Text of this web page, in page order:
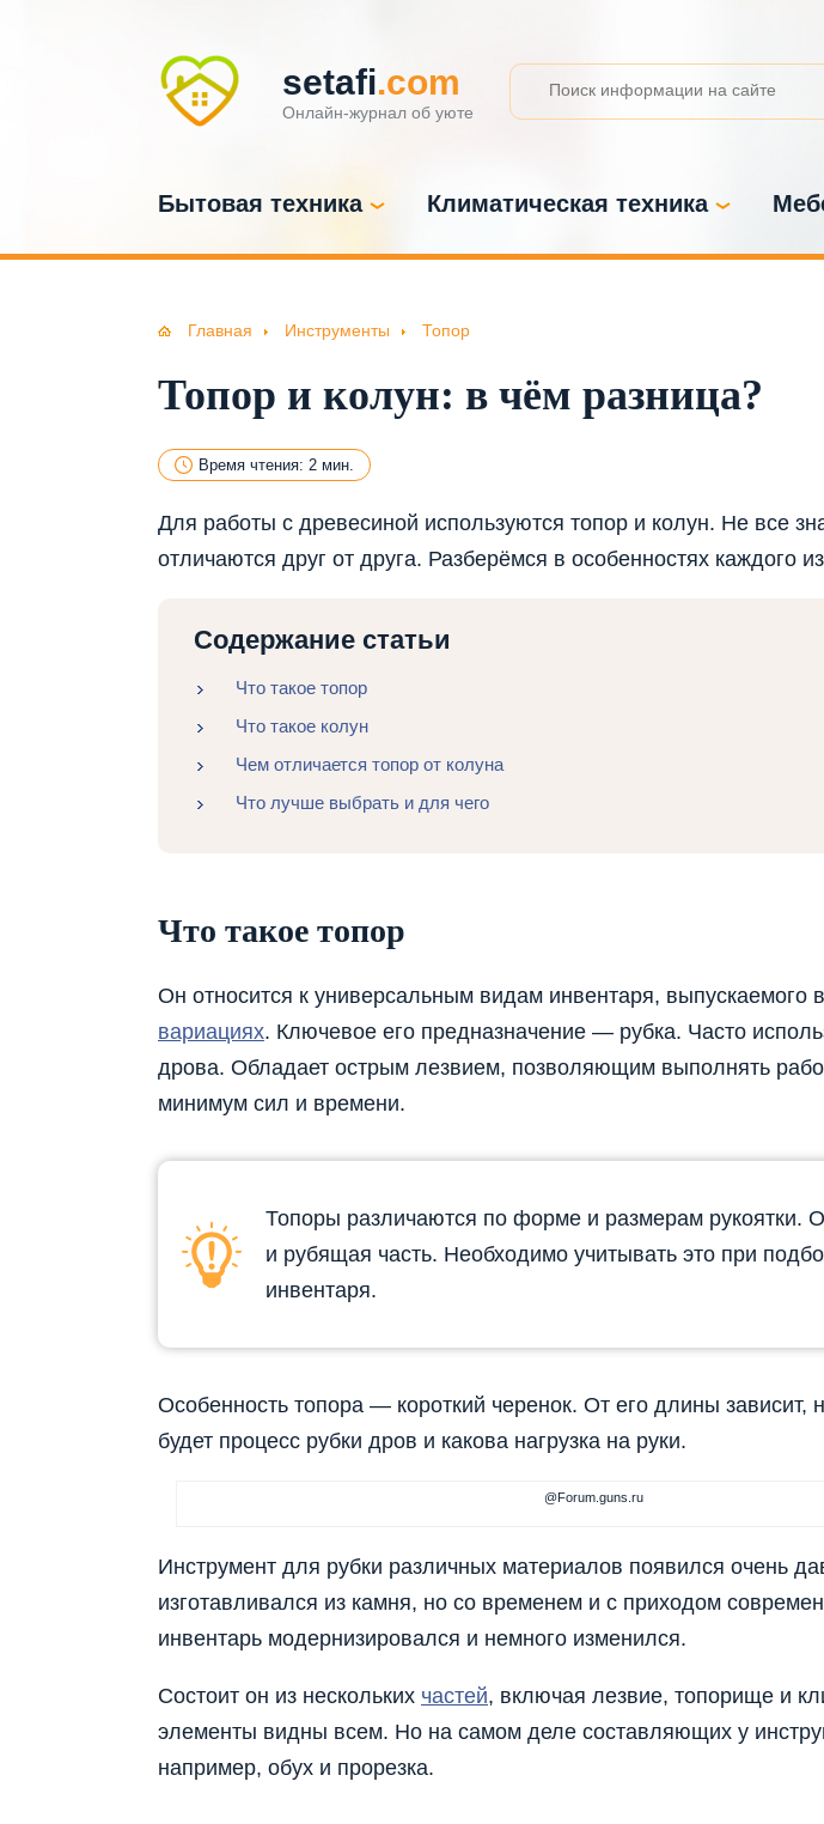
setafi.com
Онлайн-журнал об уюте
Бытовая техника Климатическая техника
Главная Инструменты Топор
Топор и колун: в чём разница?
Время чтения: 2 мин.
Для работы с древесиной используются топор и колун. Не все
отличаются друг от друга. Разберёмся в особенностях каждого
Содержание статьи
Что такое топор
Что такое колун
Чем отличается топор от колуна
Что лучше выбрать и для чего
Что такое топор
Он относится к универсальным видам инвентаря, выпускаемого в
вариациях. Ключевое его предназначение — рубка. Часто
дрова. Обладает острым лезвием, позволяющим выполнять
минимум сил и времени.
Топоры различаются по форме и размерам рукоятки.
и рубящая часть. Необходимо учитывать это при
инвентаря.
Особенность топора — короткий черенок. От его длины зависит,
будет процесс рубки дров и какова нагрузка на руки.
@Forum.guns.ru
Инструмент для рубки различных материалов появился очень
изготавливался из камня, но со временем и с приходом
инвентарь модернизировался и немного изменился.
Состоит он из нескольких частей, включая лезвие, топорище и
элементы видны всем. Но на самом деле составляющих у
например, обух и прорезка.